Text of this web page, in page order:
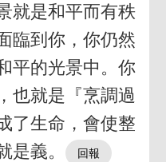
就是和平而有秩
臨到你，你仍然
平的光景中。你
也就是『烹調過
了生命，會使整
是義。